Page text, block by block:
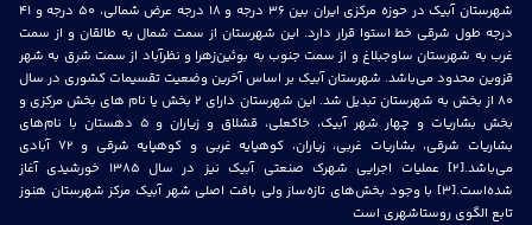
شهرستان آبیک در حوزه مركزی ایران بین ۳۶ درجه و ۱۸ درجه عرض شمالی، ۵۰ درجه و ۴۱
درجه طول شرقی خط استوا قرار دارد. این شهرستان از سمت شمال به طالقان و از سمت
غرب به شهرستان ساوجبلاغ و از سمت جنوب به بوئین‌زهرا و نظرآباد از سمت شرق به شهر
قزوين محدود می‌باشد. شهرستان آبیک بر اساس آخرین وضعیت تقسیمات كشوری در سال
۸۰ از بخش به شهرستان تبديل شد. این شهرستان دارای ۲ بخش یا نام های بخش مركزی و
بخش بشاریات و چهار شهر آبیک، خاكعلي، قشلاق و زیاران و ۵ دهستان با نام‌های
بشاريات شرقي، بشاريات غربي، زياران، كوهپايه غربي و كوهپايه شرقي و ۷۲ آبادي
می‌باشد.[۲] عملیات اجرایی شهرک صنعتی آبیک نیز در سال ۱۳۸۵ خورشیدی آغاز
شده‌است.[۳] با وجود بخش‌های تازه‌ساز ولی بافت اصلی شهر آبیک مرکز شهرستان هنوز
تابع الگوی روستاشهری است